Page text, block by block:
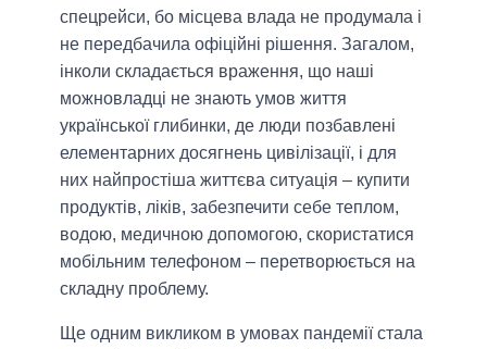
спецрейси, бо місцева влада не продумала і
не передбачила офіційні рішення. Загалом,
інколи складається враження, що наші
можновладці не знають умов життя
української глибинки, де люди позбавлені
елементарних досягнень цивілізації, і для
них найпростіша життєва ситуація – купити
продуктів, ліків, забезпечити себе теплом,
водою, медичною допомогою, скористатися
мобільним телефоном – перетворюється на
складну проблему.
Ще одним викликом в умовах пандемії стала